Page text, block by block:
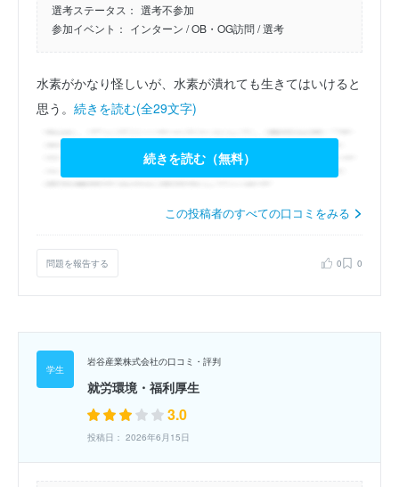
選考ステータス： 選考不参加
参加イベント： インターン / OB・OG訪問/ 選考
水素がかなり怪しいが、水素が潰れても生きてはいけると
思う。 続きを読む(全29文字)
続きを読む（無料）
この投稿者のすべての口コミをみる
問題を報告する 0 0
岩谷産業株式会社の口コミ・評判
就労環境・福利厚生
3.0
投稿日： 2026年6月15日